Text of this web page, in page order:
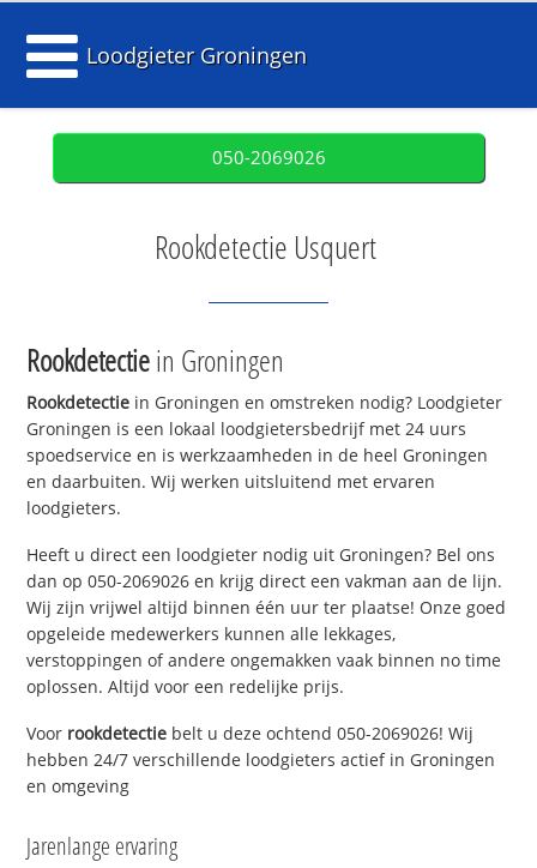
Loodgieter Groningen
050-2069026
Rookdetectie Usquert
Rookdetectiein Groningen
Rookdetectie in Groningen en omstreken nodig? Loodgieter
Groningen is een lokaal loodgietersbedrijf met 24 uurs
spoedservice en is werkzaamheden in de heel Groningen
en daarbuiten. Wij werken uitsluitend met ervaren
loodgieters.
Heeft u direct een loodgieter nodig uit Groningen? Bel ons
dan op 050-2069026 en krijg direct een vakman aan de lijn.
Wij zijn vrijwel altijd binnen één uur ter plaatse! Onze goed
opgeleide medewerkers kunnen alle lekkages,
verstoppingen of andere ongemakken vaak binnen no time
oplossen. Altijd voor een redelijke prijs.
Voor rookdetectie belt u deze ochtend 050-2069026! Wij
hebben 24/7 verschillende loodgieters actief in Groningen
en omgeving
Jarenlange ervaring